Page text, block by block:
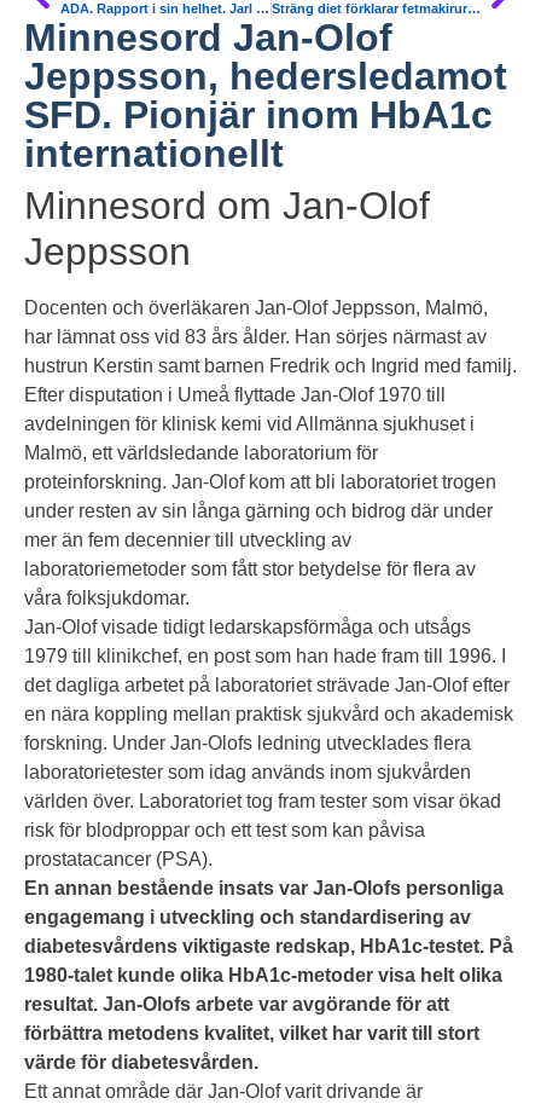
ADA. Rapport i sin helhet. Jarl Hellman, Uppsala Sträng diet förklarar fetmakirurgins magi. Svensk studie. Diabetes
Minnesord Jan-Olof
Jeppsson, hedersledamot
SFD. Pionjär inom HbA1c
internationellt
Minnesord om Jan-Olof
Jeppsson
Docenten och överläkaren Jan-Olof Jeppsson, Malmö,
har lämnat oss vid 83 års ålder. Han sörjes närmast av
hustrun Kerstin samt barnen Fredrik och Ingrid med familj.
Efter disputation i Umeå flyttade Jan-Olof 1970 till
avdelningen för klinisk kemi vid Allmänna sjukhuset i
Malmö, ett världsledande laboratorium för
proteinforskning. Jan-Olof kom att bli laboratoriet trogen
under resten av sin långa gärning och bidrog där under
mer än fem decennier till utveckling av
laboratoriemetoder som fått stor betydelse för flera av
våra folksjukdomar.
Jan-Olof visade tidigt ledarskapsförmåga och utsågs
1979 till klinikchef, en post som han hade fram till 1996. I
det dagliga arbetet på laboratoriet strävade Jan-Olof efter
en nära koppling mellan praktisk sjukvård och akademisk
forskning. Under Jan-Olofs ledning utvecklades flera
laboratorietester som idag används inom sjukvården
världen över. Laboratoriet tog fram tester som visar ökad
risk för blodproppar och ett test som kan påvisa
prostatacancer (PSA).
En annan bestående insats var Jan-Olofs personliga
engagemang i utveckling och standardisering av
diabetesvårdens viktigaste redskap, HbA1c-testet. På
1980-talet kunde olika HbA1c-metoder visa helt olika
resultat. Jan-Olofs arbete var avgörande för att
förbättra metodens kvalitet, vilket har varit till stort
värde för diabetesvården.
Ett annat område där Jan-Olof varit drivande är